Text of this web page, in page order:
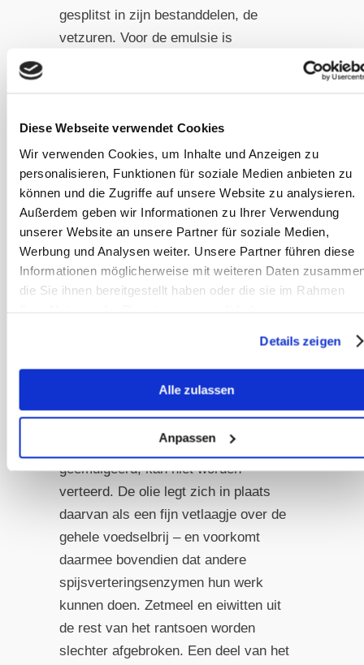
Diese Webseite verwendet Cookies
Wir verwenden Cookies, um Inhalte und Anzeigen zu
personalisieren, Funktionen für soziale Medien anbieten zu
können und die Zugriffe auf unsere Website zu analysieren.
Außerdem geben wir Informationen zu Ihrer Verwendung
unserer Website an unsere Partner für soziale Medien,
Werbung und Analysen weiter. Unsere Partner führen diese
Informationen möglicherweise mit weiteren Daten
die Sie ihnen bereitgestellt haben oder die sie im Rahmen
Details zeigen
Alle zulassen
Anpassen
gesplitst in zijn bestanddelen, de
vetzuren. Voor de emulsie is
voorraad opslaan en indien nodig in
één keer aan de dunne darm afgeven
– zoals bij een hond, kat of mens het
geval is. Het paard scheidt continu
kleine hoeveelheden galvloeistof uit,
ontworpen voor een gelijkmatige
stroom van plantenvezels, niet voor
beschikbaar om deze volledig te
emulgeren. Wat niet wordt
geëmulgeerd, kan niet worden
verteerd. De olie legt zich in plaats
daarvan als een fijn vetlaagje over de
gehele voedselbrij – en voorkomt
daarmee bovendien dat andere
spijsverteringsenzymen hun werk
kunnen doen. Zetmeel en eiwitten uit
de rest van het rantsoen worden
slechter afgebroken. Een deel van het